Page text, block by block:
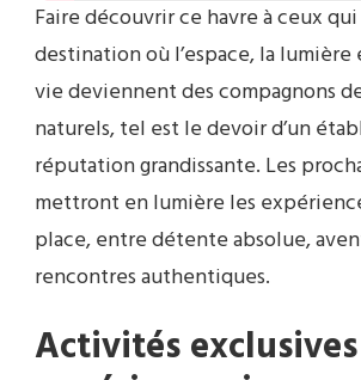
Faire découvrir ce havre à ceux
destination où l’espace, la
vie deviennent des compagnons
naturels, tel est le devoir d’un
réputation grandissante. Les
mettront en lumière les
place, entre détente absolue,
rencontres authentiques.
Activités